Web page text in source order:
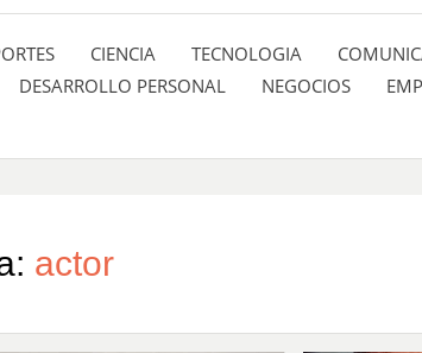
CIENCIA TECNOLOGIA
DESARROLLO PERSONAL NEGOCIOS
actor